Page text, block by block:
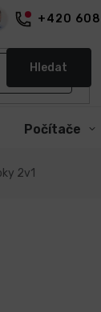
+420 608
Hledat
Počítače
2v1